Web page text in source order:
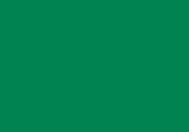
акционеров
Agreement и т.п.
Incumbency и Good
на рассмотрение